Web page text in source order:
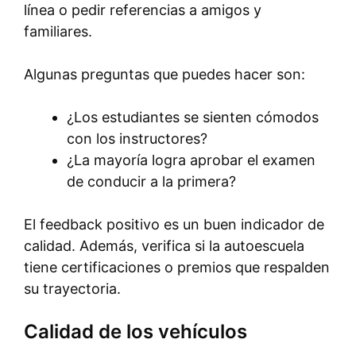
línea o pedir referencias a amigos y
familiares.
Algunas preguntas que puedes hacer son:
¿Los estudiantes se sienten cómodos
con los instructores?
¿La mayoría logra aprobar el examen
de conducir a la primera?
El feedback positivo es un buen indicador de
calidad. Además, verifica si la autoescuela
tiene certificaciones o premios que respalden
su trayectoria.
Calidad de los vehículos